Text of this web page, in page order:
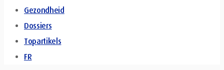
Gezondheid
Dossiers
Topartikels
FR